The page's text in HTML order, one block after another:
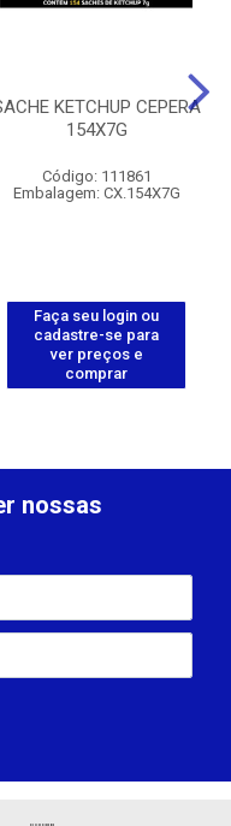
KETCHUP CEPERA
154X7G
Código: 111861
Embalagem: CX.154X7G
Faça seu login ou
cadastre-se para
ver preços e
comprar
nossas